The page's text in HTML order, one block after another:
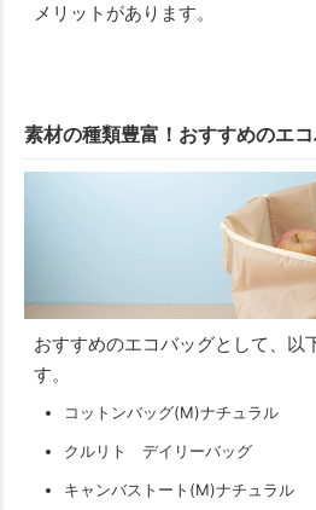
メリットがあります。
素材の種類豊富！おすすめのエ
おすすめのエコバッグとして、以
す。
コットンバッグ(M)ナチュラル
クルリト デイリーバッグ
キャンバストート(M)ナチュラル